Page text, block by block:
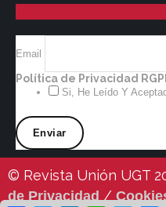
Email
Política de Privacidad
Si, He Leído Y
© Revista Unión UGT
de Privacidad/